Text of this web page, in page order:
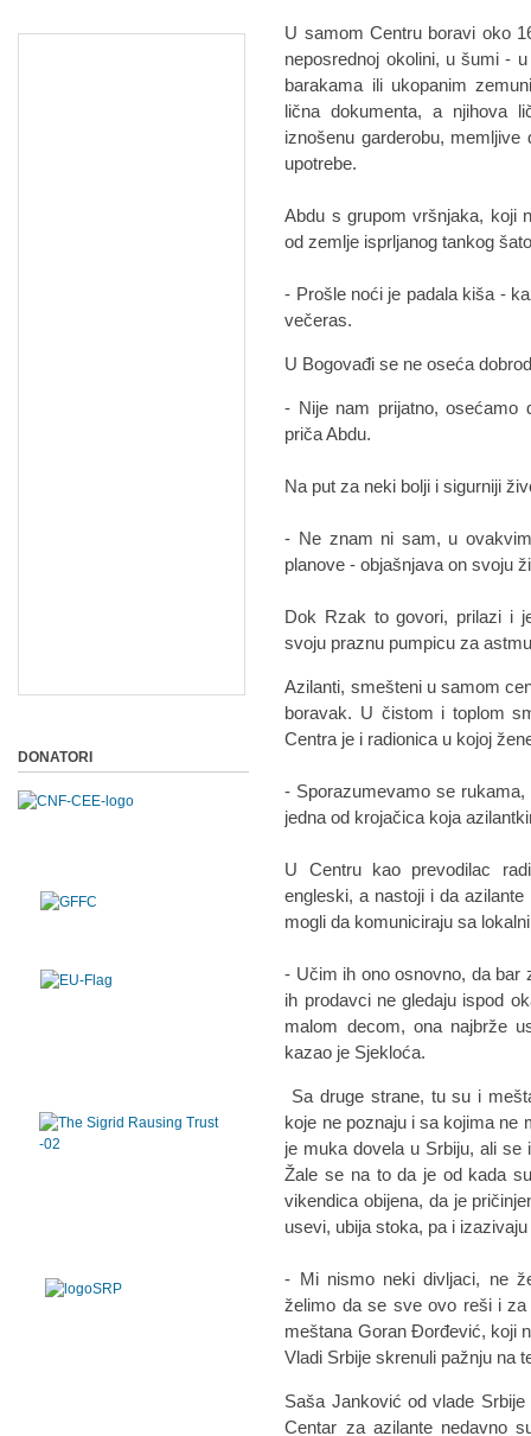
U samom Centru boravi oko
neposrednoj okolini, u šumi -
barakama ili ukopanim
lična dokumenta, a njihova
iznošenu garderobu,
upotrebe.
Abdu s grupom vršnjaka, koji
od zemlje isprljanog tankog
- Prošle noći je padala kiša -
večeras.
U Bogovađi se ne oseća
- Nije nam prijatno, osećamo
priča Abdu.
Na put za neki bolji i sigurniji
- Ne znam ni sam, u
planove - objašnjava on svoju
Dok Rzak to govori, prilazi i
svoju praznu pumpicu za
Azilanti, smešteni u samom
boravak. U čistom i toplom
Centra je i radionica u kojoj
- Sporazumevamo se
jedna od krojačica koja
U Centru kao prevodilac
engleski, a nastoji i da
mogli da komuniciraju sa
- Učim ih ono osnovno, da bar
ih prodavci ne gledaju ispod
malom decom, ona najbrže
kazao je Sjekloća.
Sa druge strane, tu su i
koje ne poznaju i sa kojima ne
je muka dovela u Srbiju, ali
Žale se na to da je od kada
vikendica obijena, da je
usevi, ubija stoka, pa i
- Mi nismo neki divljaci, ne
želimo da se sve ovo reši i
meštana Goran Đorđević, koji
Vladi Srbije skrenuli pažnju na
Saša Janković od vlade
Centar za azilante nedavno
DONATORI